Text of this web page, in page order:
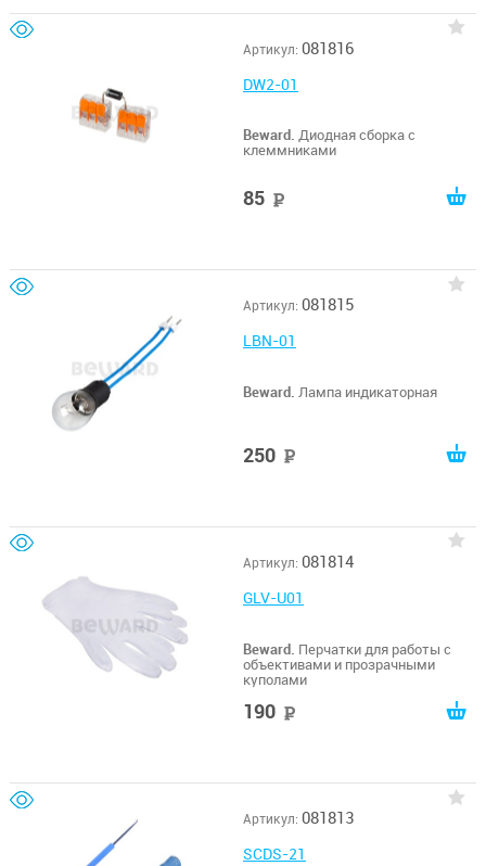
Артикул: 081816
DW2-01
Beward. Диодная сборка с
клеммниками
85
Артикул: 081815
LBN-01
Beward. Лампа индикаторная
250
Артикул: 081814
GLV-U01
Beward. Перчатки для работы с
объективами и прозрачными
куполами
190
Артикул: 081813
SCDS-21